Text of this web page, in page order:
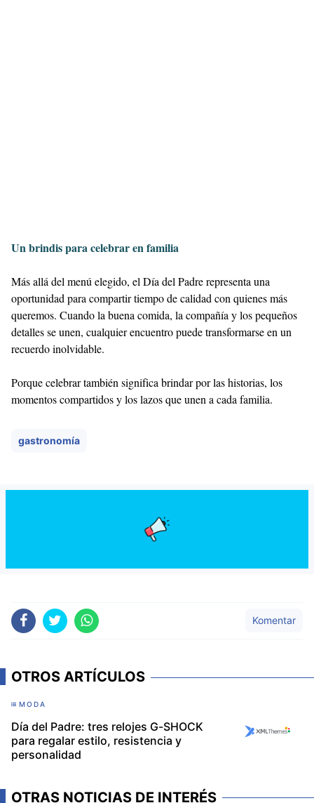
Un brindis para celebrar en familia
Más allá del menú elegido, el Día del Padre representa una
oportunidad para compartir tiempo de calidad con quienes más
queremos. Cuando la buena comida, la compañía y los pequeños
detalles se unen, cualquier encuentro puede transformarse en un
recuerdo inolvidable.
Porque celebrar también significa brindar por las historias, los
momentos compartidos y los lazos que unen a cada familia.
gastronomía
Komentar
OTROS ARTÍCULOS
MODA
Día del Padre: tres relojes G-SHOCK
para regalar estilo, resistencia y
personalidad
OTRAS NOTICIAS DE INTERÉS